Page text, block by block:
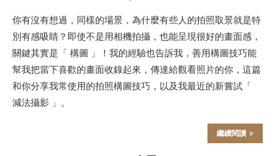
你有沒有想過，同樣的場景，為什麼有些人的拍照取景就是特
別有感吸睛？即使不是用相機拍攝，也能呈現很好的畫面感，
關鍵其實是「 構圖 」！我的經驗也告訴我，善用構圖技巧能
幫我把當下喜歡的畫面收錄起來，傳達給觀看照片的你，這篇
和你分享我常使用的拍照構圖技巧，以及我最近的新嘗試「
減法攝影 」。
繼續閱讀